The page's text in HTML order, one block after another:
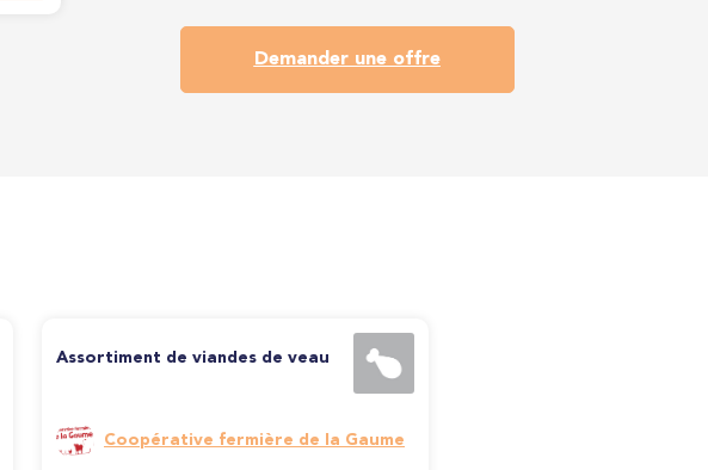
Demander une offre
Assortiment de viandes de veau
Coopérative fermière de la Gaume